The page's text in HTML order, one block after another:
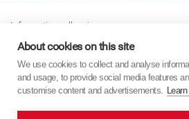
Informativa sulla privacy
Business Partner Privacy
Politica Sui Cookie
Modern Slavery Act Policy
About cookies on this site
We use cookies to collect and analyse
and usage, to provide social media features
customise content and advertisements.